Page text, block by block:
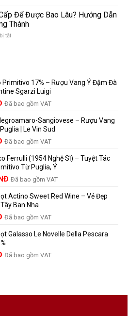
Dễ
Hiểu
Người
khác
nhau
và
vì
lựa
chọn
đáng
en
Bouteille
au
Château
nhãn
rượu
vang
và
những
người
vang
nên
biết
Để Được Bao Lâu? Hướng Dẫn
Thành
tắtở
Được
Bao
Lâu?
Hướng
Lưu
Trữ
Và
Thành
Primitivo 17% – Rượu Vang Ý Đậm Đà
Sgarzi Luigi
Giá
tại
là:
780.000 VNĐ.
Đã bao gồm VAT
Sangiovese – Rượu Vang
| Le Vin Sud
Giá
tại
là:
450.000 VNĐ.
Đã bao gồm VAT
Ferrulli (1954 Nghệ Sĩ) – Tuyệt Tác
Từ Puglia, Ý
Giá
tại
là:
1.390.000 VNĐ.
Đã bao gồm VAT
Actino Sweet Red Wine – Vẻ Đẹp
Ban Nha
Đã bao gồm VAT
Galasso Le Novelle Della Pescara
Đã bao gồm VAT